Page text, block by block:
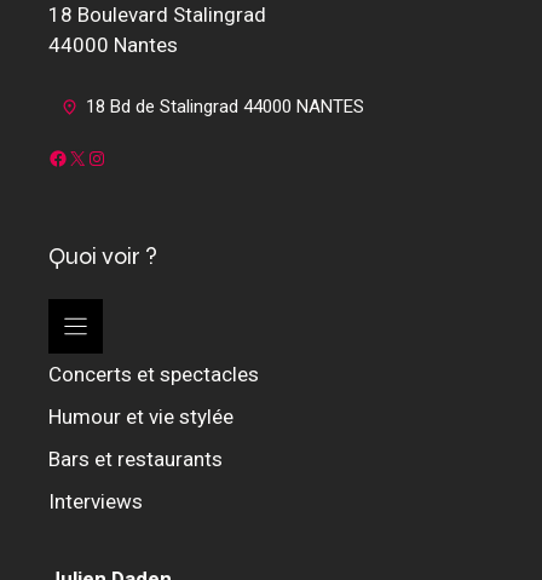
18 Boulevard Stalingrad
44000 Nantes
18 Bd de Stalingrad 44000 NANTES
Facebook
X Instagram
Quoi voir ?
Concerts et spectacles
Humour et vie stylée
Bars et restaurants
Interviews